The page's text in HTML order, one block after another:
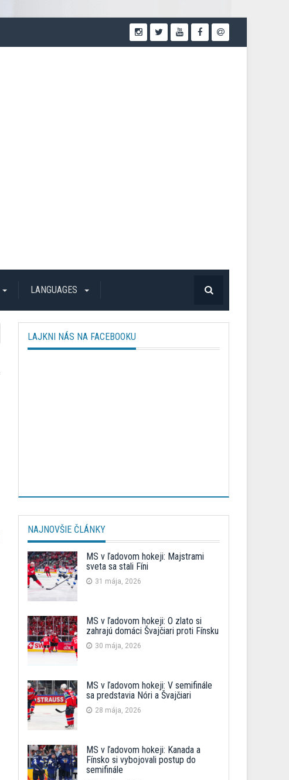
LANGUAGES
LAJKNI NÁS NA FACEBOOKU
NAJNOVŠIE ČLÁNKY
MS v ľadovom hokeji: Majstrami
sveta sa stali Fíni
31 mája, 2026
MS v ľadovom hokeji: O zlato si
zahrajú domáci Švajčiari proti Fínsku
30 mája, 2026
MS v ľadovom hokeji: V semifinále
sa predstavia Nóri a Švajčiari
28 mája, 2026
MS v ľadovom hokeji: Kanada a
Fínsko si vybojovali postup do
semifinále